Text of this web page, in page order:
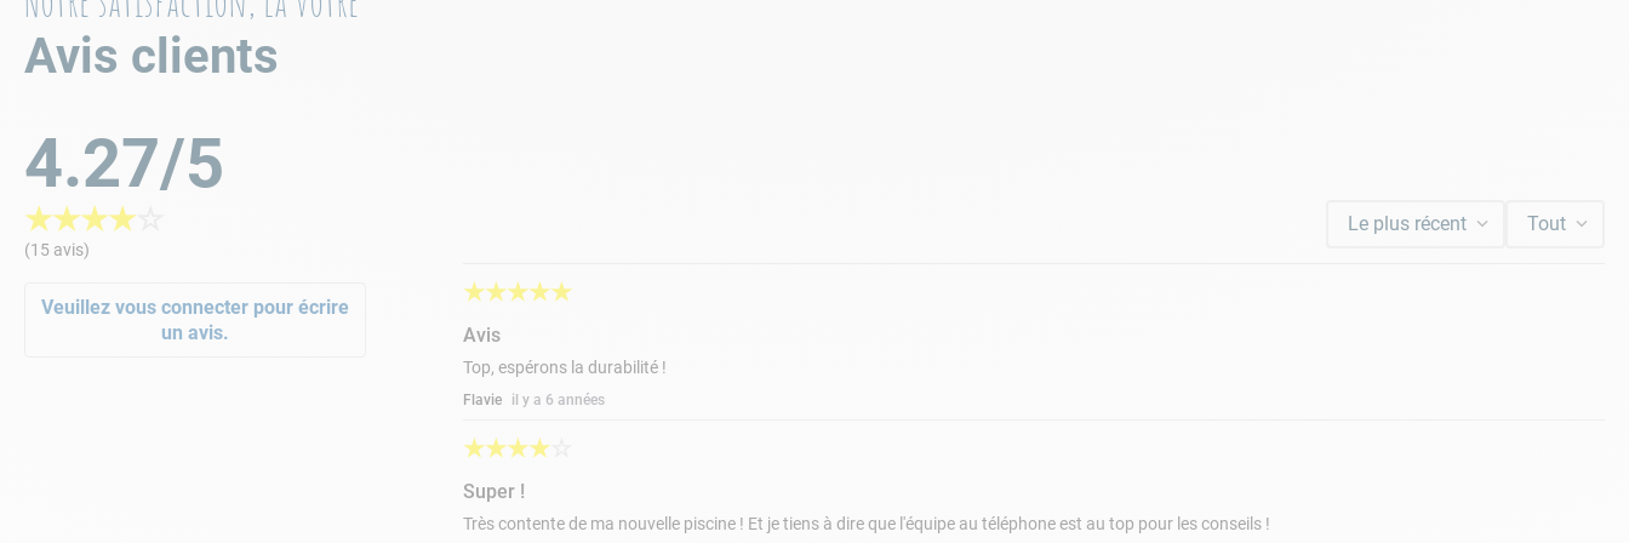
INFORMATIONS SUR MON COLIS
Longueur du colis
Poids des colis
Avis clients
★★★★
4.27/5
(15 avis)
Veuillez vous connecter pour écrire
un avis.
Le plus récent Tout
★★★★★
Avis
il y a 6 années
Flavie
Top, espérons la durabilité !
★★★★
Super !
Très contente de ma nouvelle piscine ! Et je tiens à dire que l'équipe au téléphone est au top pour les conseils !